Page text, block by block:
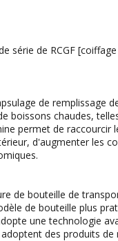
série de RCGF
de remplissage
boissons chaudes,
permet de raccourcir
d'augmenter les
de bouteille de
de bouteille plus
une technologie
des produits de